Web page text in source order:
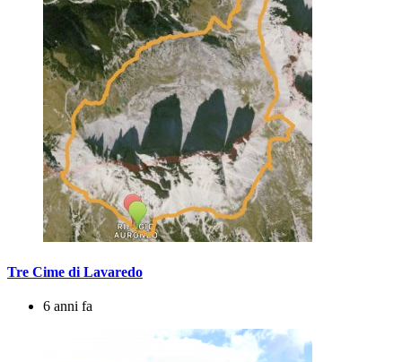
Tre Cime di Lavaredo
6 anni fa